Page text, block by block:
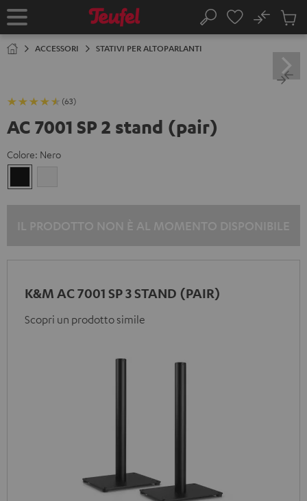
AL
Pagina
Cerca
No
ACCESSORI STATIVI PER ALTOPARLANTI
(63)
AC 7001 SP 2 stand (pair)
Colore: Nero
K&M AC 7001 SP 3 STAND (PAIR)
Scopri un prodotto simile